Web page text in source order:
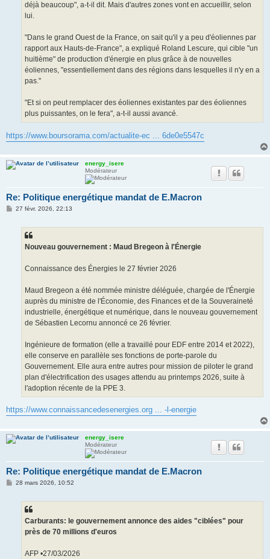
déjà beaucoup", a-t-il dit. Mais d'autres zones vont en accueillir, selon
lui.
"Dans le grand Ouest de la France, on sait qu'il y a peu d'éoliennes par
rapport aux Hauts-de-France", a expliqué Roland Lescure, qui cible "un
huitième" de production d'énergie en plus grâce à de nouvelles
éoliennes, "essentiellement dans des régions dans lesquelles il n'y en a
pas."
"Et si on peut remplacer des éoliennes existantes par des éoliennes
plus puissantes, on le fera", a-t-il aussi avancé.
https://www.boursorama.com/actualite-ec ... 6de0e5547c
energy_isere
Modérateur
Re: Politique energétique mandat de E.Macron
M27 févr. 2026, 22:13
Nouveau gouvernement : Maud Bregeon à l'Énergie
Connaissance des Énergies le 27 février 2026
Maud Bregeon a été nommée ministre déléguée, chargée de l'Énergie
auprès du ministre de l'Économie, des Finances et de la Souveraineté
industrielle, énergétique et numérique, dans le nouveau gouvernement
de Sébastien Lecornu annoncé ce 26 février.
Ingénieure de formation (elle a travaillé pour EDF entre 2014 et 2022),
elle conserve en parallèle ses fonctions de porte-parole du
Gouvernement. Elle aura entre autres pour mission de piloter le grand
plan d'électrification des usages attendu au printemps 2026, suite à
l'adoption récente de la PPE 3.
https://www.connaissancedesenergies.org ... -l-energie
energy_isere
Modérateur
Re: Politique energétique mandat de E.Macron
M28 mars 2026, 10:52
Carburants: le gouvernement annonce des aides "ciblées" pour
près de 70 millions d'euros
AFP •27/03/2026